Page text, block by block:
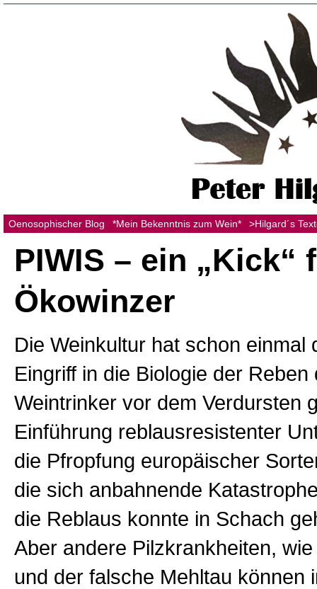
Oenosophischer Blog *Mein Bekenntnis zum Wein* >Hilgard´s
PIWIS – ein „Kick“
Ökowinzer
Die Weinkultur hat schon einmal
Eingriff in die Biologie der Reben
Weintrinker vor dem Verdursten
Einführung reblausresistenter
die Pfropfung europäischer
die sich anbahnende
die Reblaus konnte in Schach
Aber andere Pilzkrankheiten,
und der falsche Mehltau können